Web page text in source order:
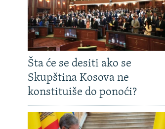
Šta će se desiti ako se
Skupština Kosova ne
konstituiše do ponoći?